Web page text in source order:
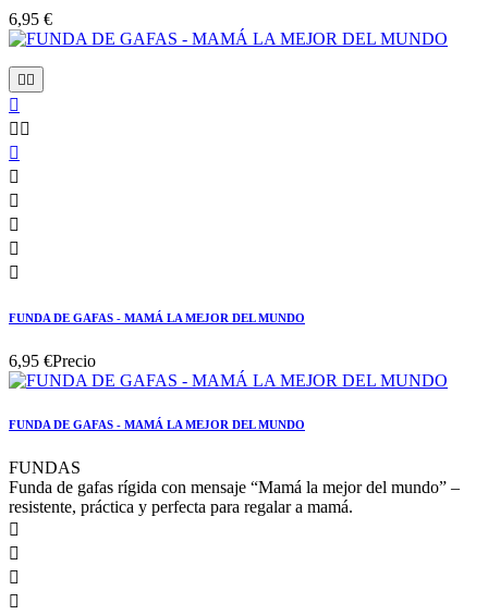
6,95 €
 

 






FUNDA DE GAFAS - MAMÁ LA MEJOR DEL MUNDO
6,95 €Precio
FUNDA DE GAFAS - MAMÁ LA MEJOR DEL MUNDO
FUNDAS
Funda de gafas rígida con mensaje “Mamá la mejor del mundo” –
resistente, práctica y perfecta para regalar a mamá.



